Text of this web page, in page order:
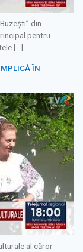
din
pentru
[…]
ÎN
al căror